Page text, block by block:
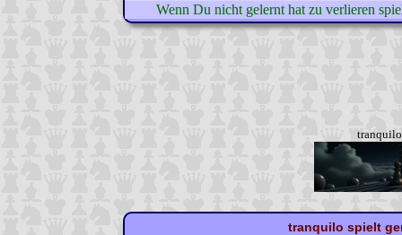
Wenn Du nicht gelernt hat zu verlieren
tranquilo spielt